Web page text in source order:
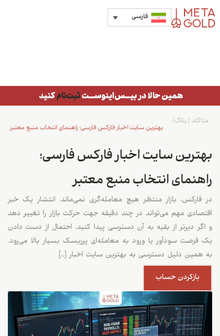
فارسی
بهترین سایت اخبار فارکس فارسی؛ راهنمای انتخاب منبع معتبر
متاگلد /بلاگ/
بهترین سایت اخبار فارکس فارسی؛
راهنمای انتخاب منبع معتبر
در فارکس، بازار منتظر هیچ معامله‌گری نمی‌ماند. انتشار یک خبر
اقتصادی مهم می‌تواند در چند دقیقه جهت حرکت بازار را تغییر دهد
و اگر دیرتر از بقیه به آن دسترسی پیدا کنید، احتمال از دست دادن
یک فرصت سودآور یا ورود به معامله‌ای پرریسک بسیار بالا می‌رود.
به همین دلیل دسترسی به بهترین سایت اخبار […]
بازکردن حساب